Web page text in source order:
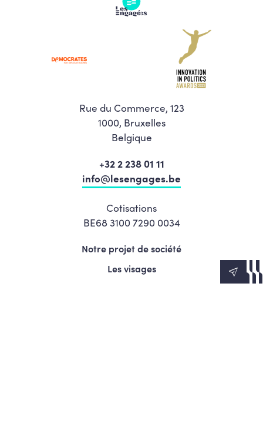
Rue du Commerce, 123
1000, Bruxelles
Belgique
+32 2 238 01 11
info@lesengages.be
Cotisations
BE68 3100 7290 0034
Notre projet de société
Les visages